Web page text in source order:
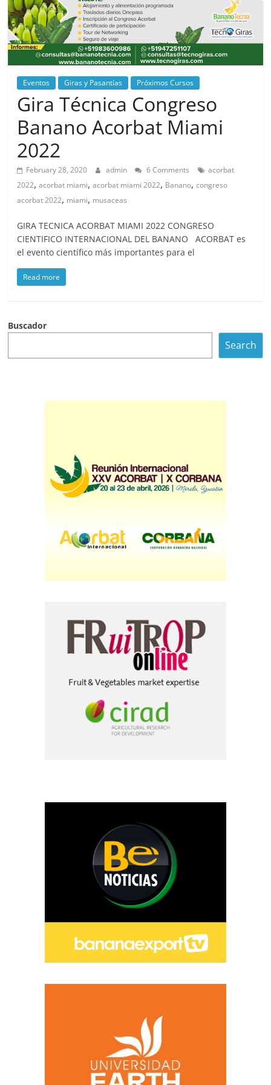
Eventos Giras y Pasantías Próximos Cursos
Gira Técnica Congreso
Banano Acorbat Miami
2022
February 28, 2020 admin 6 Comments
acorbat
2022,acorbat miami,acorbat miami 2022, Banano,congreso
acorbat 2022, miami, musaceas
GIRA TECNICA ACORBAT MIAMI 2022 CONGRESO
CIENTIFICO INTERNACIONAL DEL BANANO ACORBAT es
el evento científico más importantes para el
Read more
Buscador
Search